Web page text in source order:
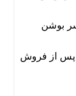
بوشن
پس از فروش